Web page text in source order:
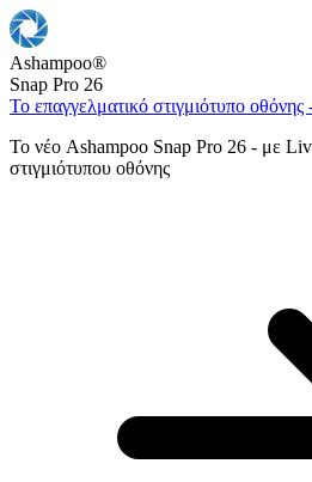
Ashampoo®
Snap Pro 26
Το επαγγελματικό στιγμιότυπο
Το νέο Ashampoo Snap Pro 26 - με
στιγμιότυπου οθόνης